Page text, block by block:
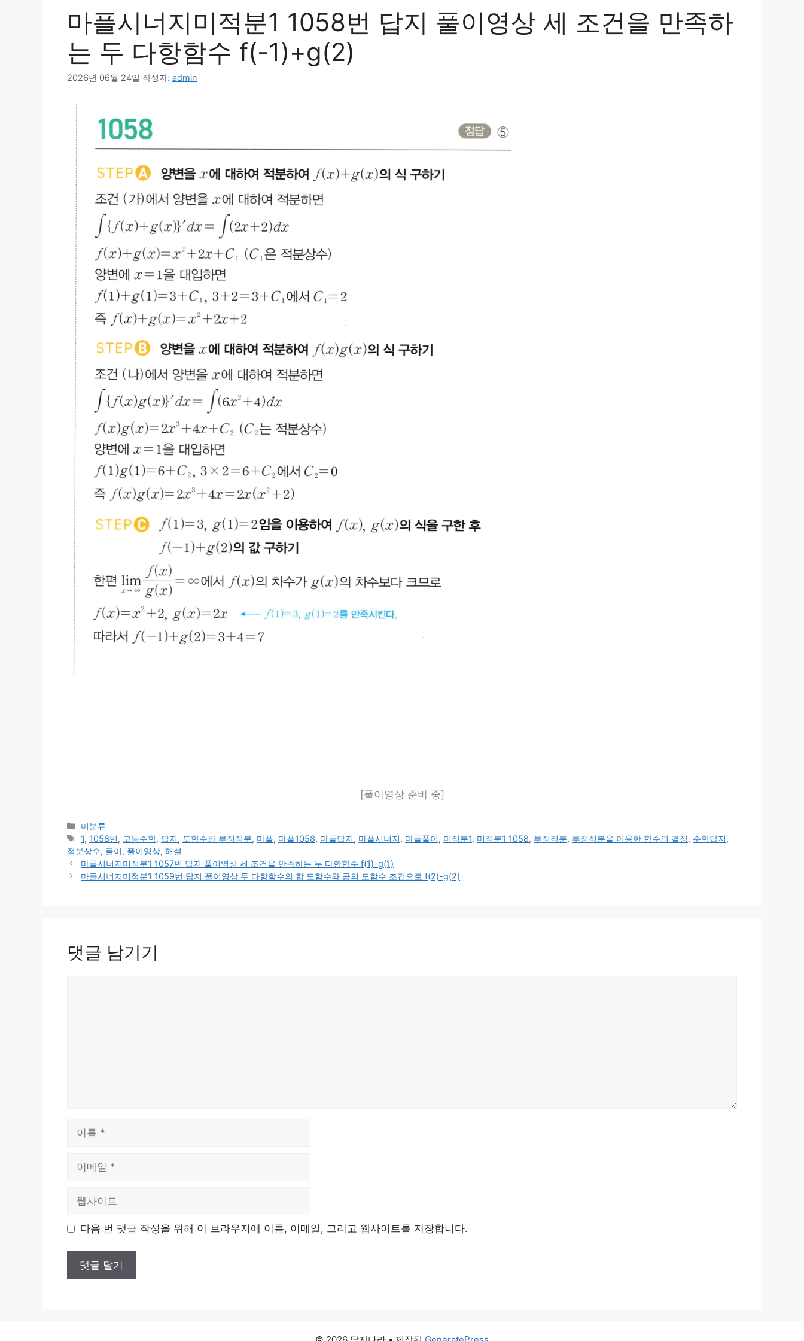
마플시너지미적분1 1058번 답지 풀이영상 세 조건을 만족하
는 두 다항함수 f(-1)+g(2)
2026년 06월 24일 작성자: admin
[풀이영상 준비 중]
카
테
고
리
미분류
태
그
1, 1058번, 고등수학, 답지, 도함수와 부정적분, 마플, 마플1058, 마플답지, 마플시너지, 마플풀이, 미적분1, 미적분1 1058, 부정적분, 부정적분을 이용한 함수의 결정, 수학답지,
적분상수, 풀이, 풀이영상, 해설
마플시너지미적분1 1057번 답지 풀이영상 세 조건을 만족하는 두 다항함수 f(1)-g(1)
마플시너지미적분1 1059번 답지 풀이영상 두 다항함수의 합 도함수와 곱의 도함수 조건으로 f(2)-g(2)
댓글 남기기
이 다음 번 댓글 작성을 위해 이 브라우저에 이름, 이메일, 그리고 웹사이트를 저장합니다.